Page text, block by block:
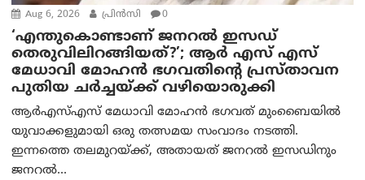
Aug 6, 2026 പ്രിന്‍സി 0
‘എന്തുകൊണ്ടാണ് ജനറൽ ഇസഡ്
തെരുവിലിറങ്ങിയത്?’; ആര്‍ എസ് എസ്
മേധാവി മോഹൻ ഭഗവതിന്റെ പ്രസ്താവന
പുതിയ ചര്‍ച്ചയ്ക്ക് വഴിയൊരുക്കി
ആർ‌എസ്‌എസ് മേധാവി മോഹൻ ഭഗവത് മുംബൈയിൽ
യുവാക്കളുമായി ഒരു തത്സമയ സംവാദം നടത്തി.
ഇന്നത്തെ തലമുറയ്ക്ക്, അതായത് ജനറൽ ഇസഡിനും
ജനറൽ...